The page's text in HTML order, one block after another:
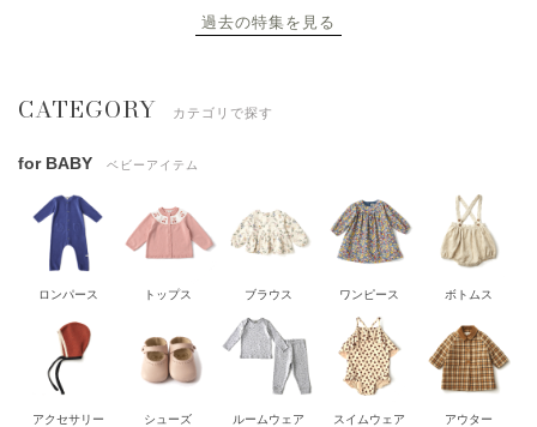
過去の特集を見る
CATEGORY カテゴリで探す
for BABY ベビーアイテム
ロンパース トップス ブラウス ワンピース ボトムス
アクセサリー シューズ ルームウェア スイムウェア アウター